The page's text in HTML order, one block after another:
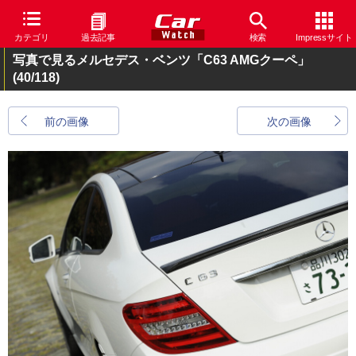
カテゴリ 過去記事 検索 Impressサイト
写真で見るメルセデス・ベンツ「C63 AMGクーペ」
(40/118)
前の画像 次の画像